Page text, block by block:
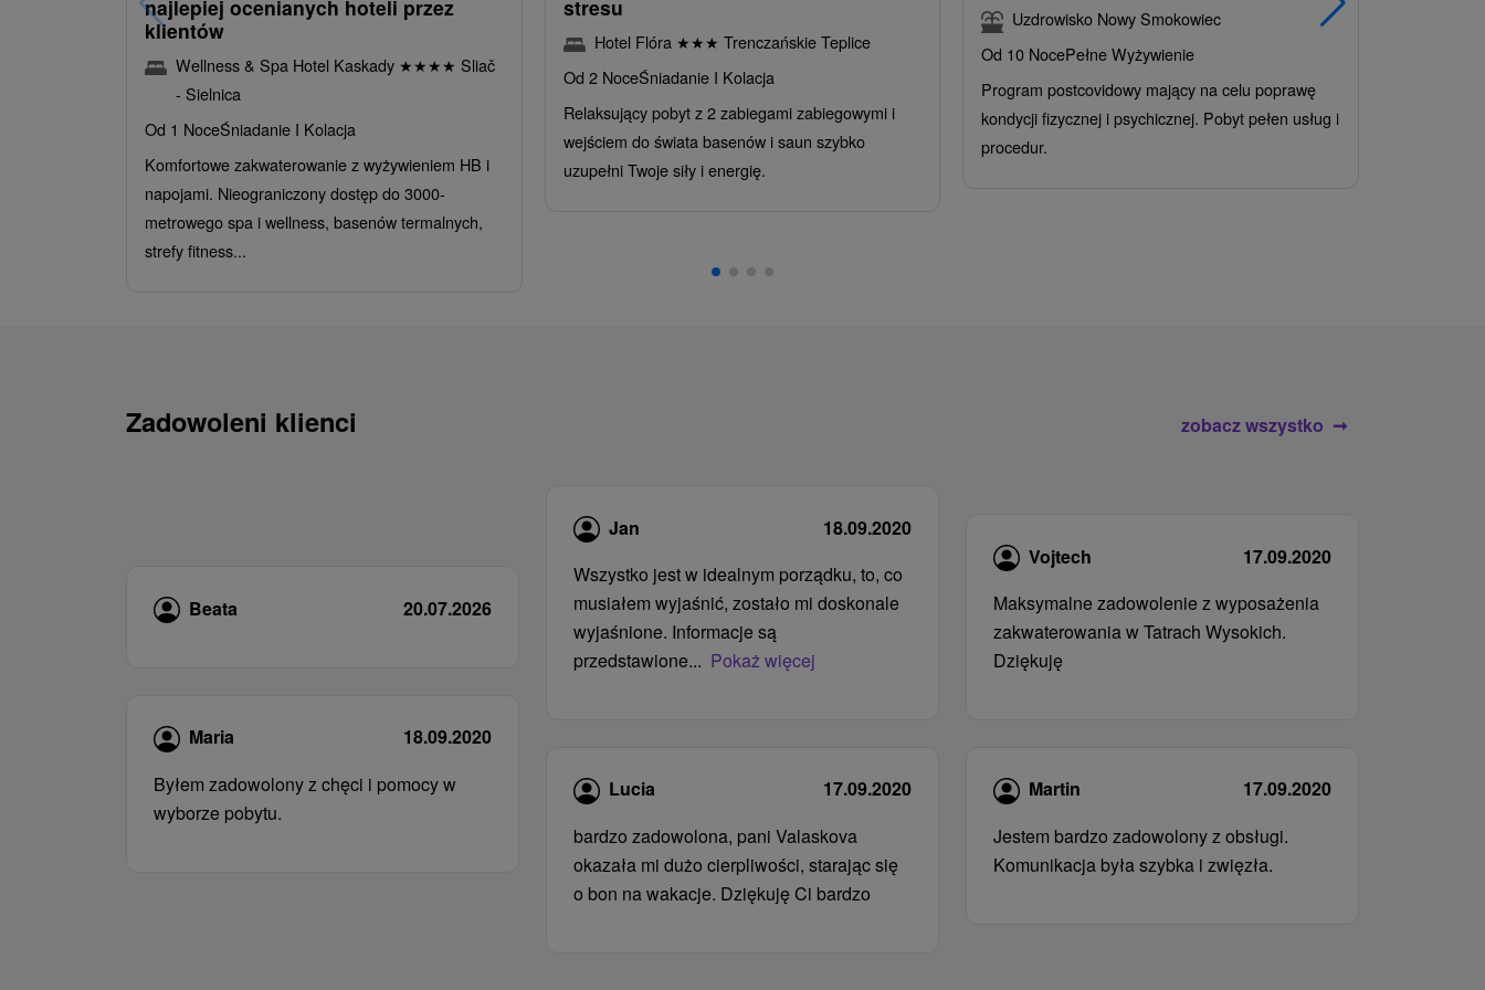
najlepiej ocenianych hoteli przez
klientów
Wellness & Spa Hotel Kaskady ★★★★ Sliač
- Sielnica
Od 1 NoceŚniadanie I Kolacja
Komfortowe zakwaterowanie z wyżywieniem HB i
napojami. Nieograniczony dostęp do 3000-
metrowego spa i wellness, basenów termalnych,
strefy fitness...
stresu
Hotel Flóra ★★★ Trenczańskie Teplice
Od 2 NoceŚniadanie I Kolacja
Relaksujący pobyt z 2 zabiegami zabiegowymi i
wejściem do świata basenów i saun szybko
uzupełni Twoje siły i energię.
Uzdrowisko Nowy Smokowiec
Od 10 NocePełne Wyżywienie
Program postcovidowy mający na celu poprawę
kondycji fizycznej i psychicznej. Pobyt pełen usług i
procedur.
Zadowoleni klienci zobacz wszystko
Beata 20.07.2026
Maria
18.09.2020
Byłem zadowolony z chęci i pomocy w
wyborze pobytu.
Jan
18.09.2020
Wszystko jest w idealnym porządku, to, co
musiałem wyjaśnić, zostało mi doskonale
wyjaśnione. Informacje są
przedstawione... Pokaż więcej
Lucia
17.09.2020
bardzo zadowolona, ​​pani Valaskova
okazała mi dużo cierpliwości, starając się
o bon na wakacje. Dziękuję Ci bardzo
Vojtech
17.09.2020
Maksymalne zadowolenie z wyposażenia
zakwaterowania w Tatrach Wysokich.
Dziękuję
Martin
17.09.2020
Jestem bardzo zadowolony z obsługi.
Komunikacja była szybka i zwięzła.